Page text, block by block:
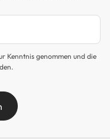
Kenntnis genommen und die